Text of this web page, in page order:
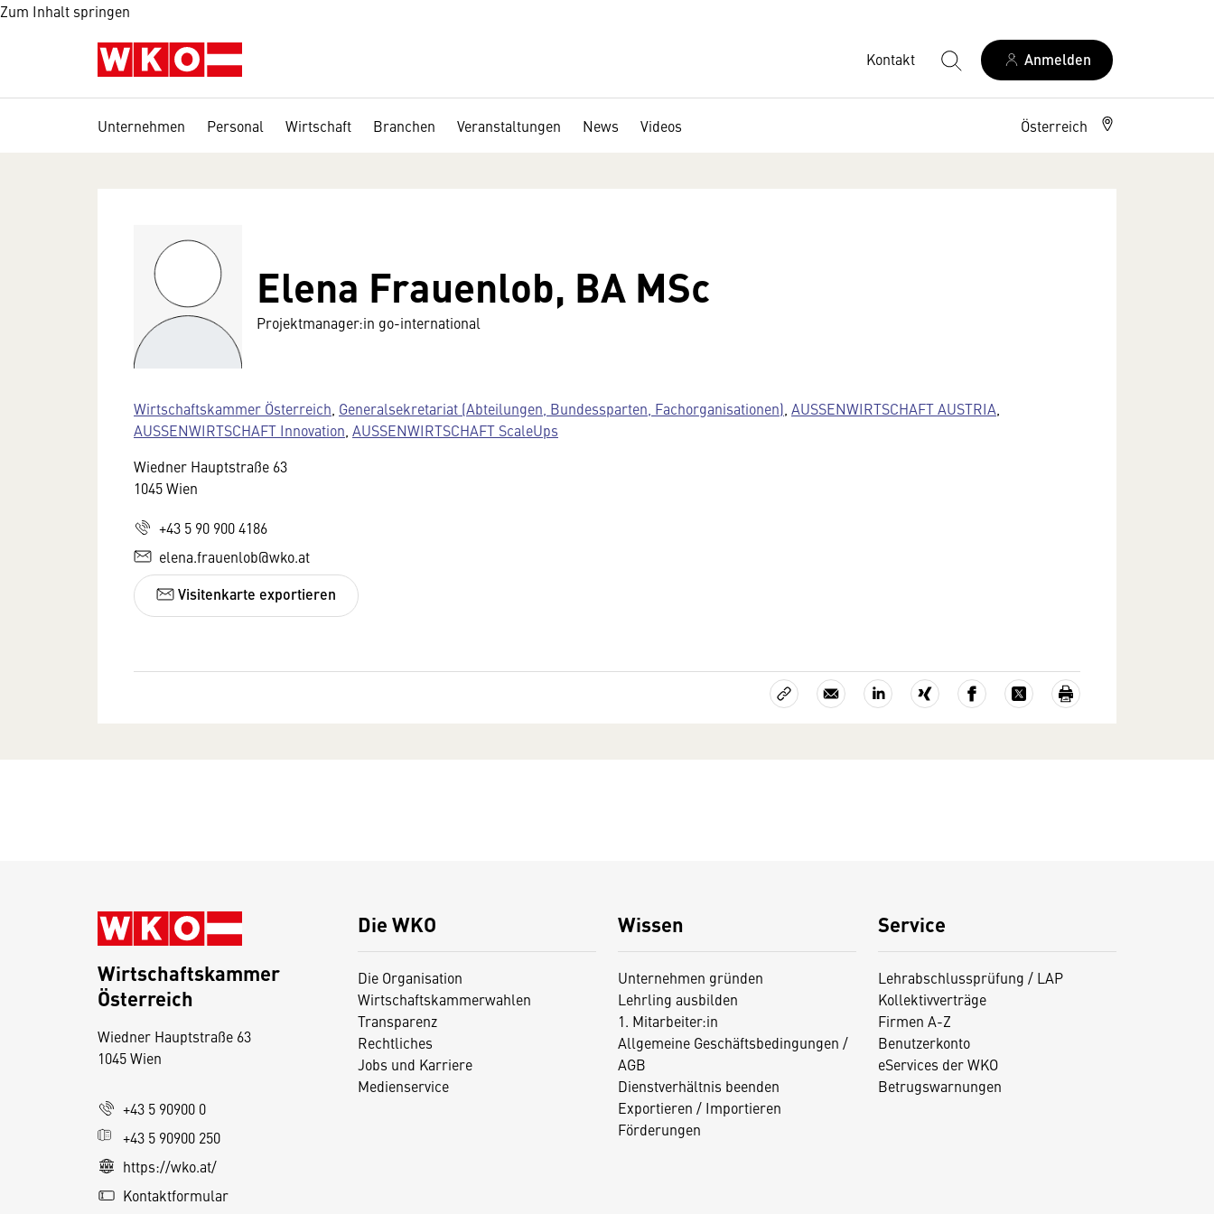
Zum Inhalt springen
Kontakt Anmelden
Unternehmen Personal Wirtschaft Branchen Veranstaltungen News Videos Österreich
Elena Frauenlob, BA MSc
Projektmanager:in go-international
Wirtschaftskammer Österreich Generalsekretariat (Abteilungen, Bundessparten, Fachorganisationen) AUSSENWIRTSCHAFT AUSTRIA
AUSSENWIRTSCHAFT Innovation AUSSENWIRTSCHAFT ScaleUps
Wiedner Hauptstraße 63
1045 Wien
+43 5 90 900 4186
elena.frauenlob@wko.at
Visitenkarte exportieren
Die WKO
Die Organisation
Wirtschaftskammerwahlen
Transparenz
Rechtliches
Jobs und Karriere
Medienservice
Wissen
Unternehmen gründen
Lehrling ausbilden
1. Mitarbeiter:in
Allgemeine Geschäftsbedingungen /
AGB
Dienstverhältnis beenden
Exportieren / Importieren
Förderungen
Service
Lehrabschlussprüfung / LAP
Kollektivverträge
Firmen A-Z
Benutzerkonto
eServices der WKO
Betrugswarnungen
Wirtschaftskammer
Österreich
Wiedner Hauptstraße 63
1045 Wien
+43 5 90900 0
+43 5 90900 250
https://wko.at/
Kontaktformular